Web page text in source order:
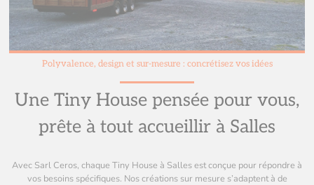
Polyvalence, design et sur-mesure : concrétisez vos idées
Une Tiny House pensée pour vous,
prête à tout accueillir à Salles
Avec Sarl Ceros, chaque Tiny House à Salles est conçue pour répondre à
vos besoins spécifiques. Nos créations sur mesure s’adaptent à de